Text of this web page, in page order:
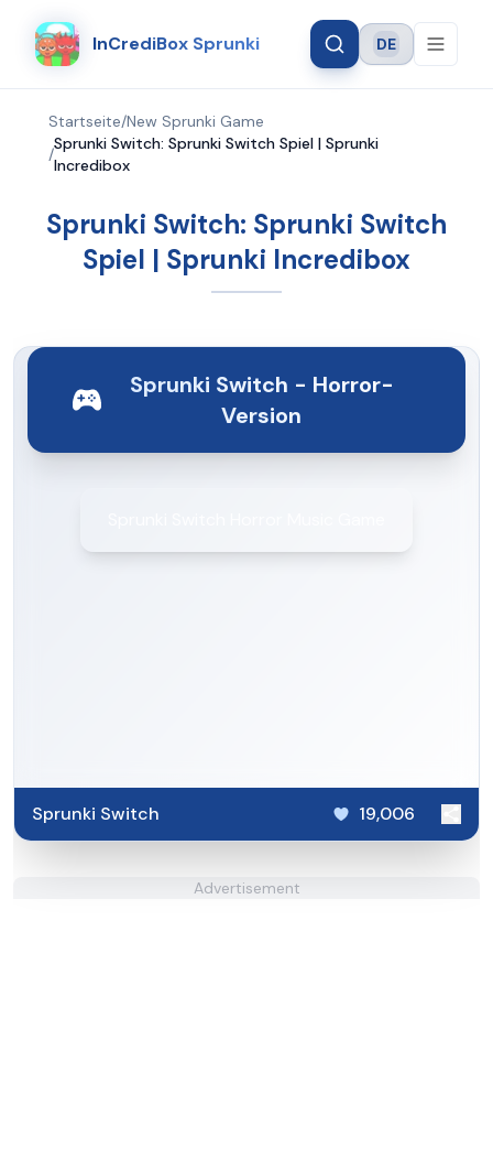
InCrediBox Sprunki Language
DE
Startseite/New Sprunki Game
/
Sprunki Switch: Sprunki Switch Spiel | Sprunki
Incredibox
Sprunki Switch: Sprunki Switch
Spiel | Sprunki Incredibox
Sprunki Switch - Horror-
Version
Sprunki Switch 19,006
Advertisement